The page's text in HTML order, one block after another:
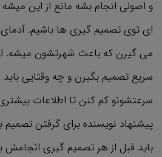
و اصولی انجام بشه مانع از این
ای توی تصمیم گیری ها باشیم.
می گیرن که باعث شهرتشون میشه.
سریع تصمیم بگیرن و چه وقتایی
سرعتشونو کم کنن تا اطلاعات
پیشنهاد نویسنده برای گرفتن تصمیم
باید قبل از هر تصمیم گیری انجامش